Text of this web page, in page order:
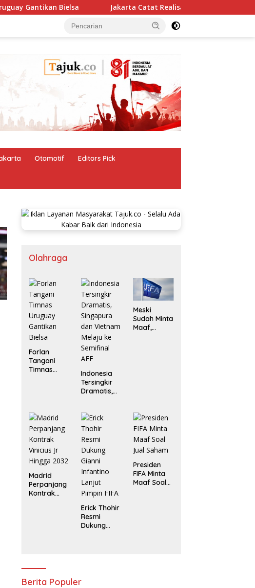
Bielsa Jakarta Catat Realisasasi Investasi Rp 173,6
Otomotif Editors Pick
Olahraga
Forlan
Tangani
Timnas
Indonesia
Tersingkir
Dramatis,
Vietnam
Melaju ke
Semifinal
AFF
Meski
Sudah Minta
Maaf,
Madrid
Perpanjang
Kontrak
Erick Thohir
Resmi
Dukung
Presiden
FIFA Minta
Maaf Soal
Berita Populer